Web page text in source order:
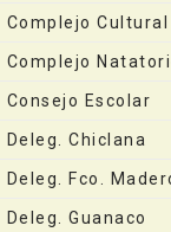
Complejo
Complejo
Consejo Escolar
Deleg. Chiclana
Deleg. Fco.
Deleg. Guanaco